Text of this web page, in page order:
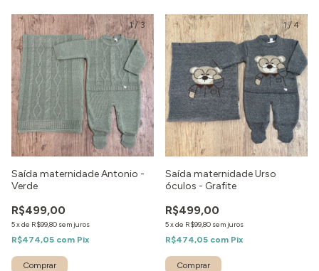
1/3
Saída maternidade Antonio -
Verde
R$499,00
5xde R$99,80 sem juros
R$474,05 com Pix
Comprar
1/4
Saída maternidade Urso
óculos - Grafite
R$499,00
5xde R$99,80 sem juros
R$474,05 com Pix
Comprar